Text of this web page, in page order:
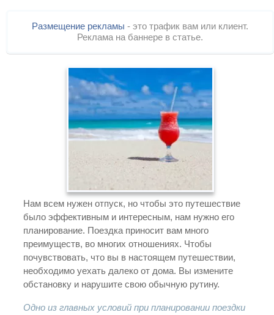
Размещение рекламы - это трафик вам или клиент.
Реклама на баннере в статье.
Нам всем нужен отпуск, но чтобы это путешествие
было эффективным и интересным, нам нужно его
планирование. Поездка приносит вам много
преимуществ, во многих отношениях. Чтобы
почувствовать, что вы в настоящем путешествии,
необходимо уехать далеко от дома. Вы измените
обстановку и нарушите свою обычную рутину.
Одно из главных условий при планировании поездки